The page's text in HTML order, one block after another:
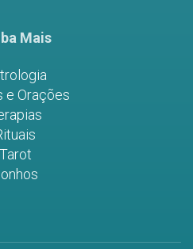
Mais
e Orações
Tarot